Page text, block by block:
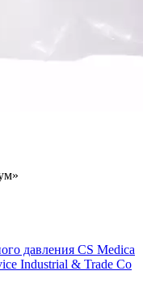
давления CS Medica
Industrial & Trade Co